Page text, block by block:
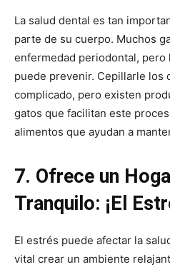
La salud dental es tan
parte de su cuerpo. Muchos
enfermedad periodontal, pero
puede prevenir. Cepillarle los
complicado, pero existen
gatos que facilitan este
alimentos que ayudan a
7. Ofrece un
Tranquilo: ¡El
El estrés puede afectar la
vital crear un ambiente